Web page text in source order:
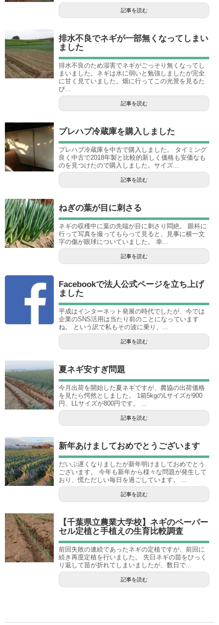
記事を読む
排水不良でネギが一部無くなってしまい
ました
排水不良のため湿害でネギがごっそり無くなってし
まいました。ネギは水に弱いと勉強しましたが完全
に甘く見ていました。畑に行ってこの光景を見るた
び...
記事を読む
プレハブ冷蔵庫を購入しました
プレハブ冷蔵庫を中古で購入しました。 タイミング
良く中古で2018年製と比較的新しく価格も安価なも
のを見つけたので購入しました。サイズ...
記事を読む
ねぎの葉が目に刺さる
ネギの収穫中に葉の先端が目に刺さり悶絶。 眼科に
行って写真を撮ってもらって見ると、見事に横一文
字の傷が眼球についていました。 幸...
記事を読む
Facebookで法人公式ページを立ち上げ
ました
平成はインターネット発展の時代でしたが、今では
企業のSNS活用は当たり前のことになっています
ね。 という訳で私もその波に乗り、...
記事を読む
夏ネギ安すぎ問題
今月出荷を開始した夏ネギですが、農協の出荷価格
を見たら愕然としました。 1箱5kgのLサイズが900
円、LLサイズが800円です。 ...
記事を読む
新年あけましておめでとうございます
だいぶ遅くなりましたが新年明けましておめでとう
ございます。 今年も新年から様々な問題が発生して
おり、慌ただしい毎日を過ごしています。 ...
記事を読む
【千葉県立農業大学校】ネギのペーパー
セル定植と手植えの生育比較調査
前回失敗の連続であったネギの定植ですが、前回に
続き再度定植を行いました。 先日ネギの苗をひっく
り返して苗が折れてしまいましたが、数日で...
記事を読む